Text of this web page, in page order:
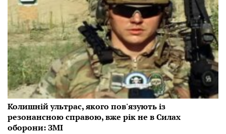
Колишній ультрас, якого пов'язують із
резонансною справою, вже рік не в Силах
оборони: ЗМІ